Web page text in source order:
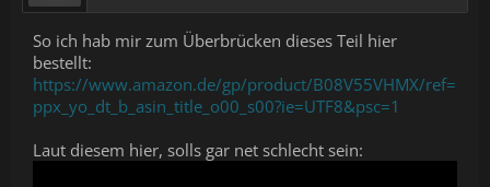
So ich hab mir zum Überbrücken dieses Teil hier
bestellt:
https://www.amazon.de/gp/product/B08V55VHMX/ref=
ppx_yo_dt_b_asin_title_o00_s00?ie=UTF8&psc=1
Laut diesem hier, solls gar net schlecht sein: